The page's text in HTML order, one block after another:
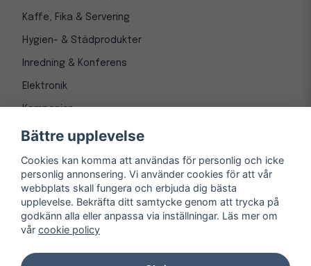
Kaffe, Fika & Servering
Hygien- & Städprodukter
Inredning & Konferens
Elektronik
Kampanjer
© Copyright 1997-2026
Bättre upplevelse
Cookies kan komma att användas för personlig och icke
personlig annonsering. Vi använder cookies för att vår
webbplats skall fungera och erbjuda dig bästa
upplevelse. Bekräfta ditt samtycke genom att trycka på
godkänn alla eller anpassa via inställningar. Läs mer om
vår cookie policy